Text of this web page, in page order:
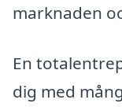
marknaden
En
dig med